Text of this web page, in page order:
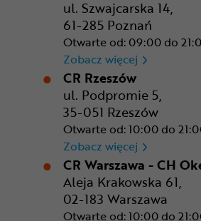
ul. Szwajcarska 14,
61-285 Poznań
Otwarte od: 09:00 do
Zobacz więcej CR
CR Rzeszów
ul. Podpromie 5,
35-051 Rzeszów
Otwarte od: 10:00 do
Zobacz więcej CR
CR Warszawa - CH
Aleja Krakowska 61,
02-183 Warszawa
Otwarte od: 10:00 do